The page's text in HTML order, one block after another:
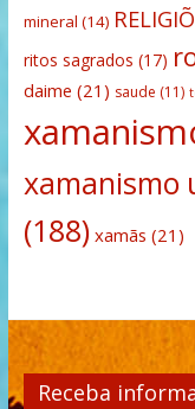
mineral (14)
ritos sagrados (17)
daime (21) saude (11)
xamanismo
(188) xamãs (21)
Receba